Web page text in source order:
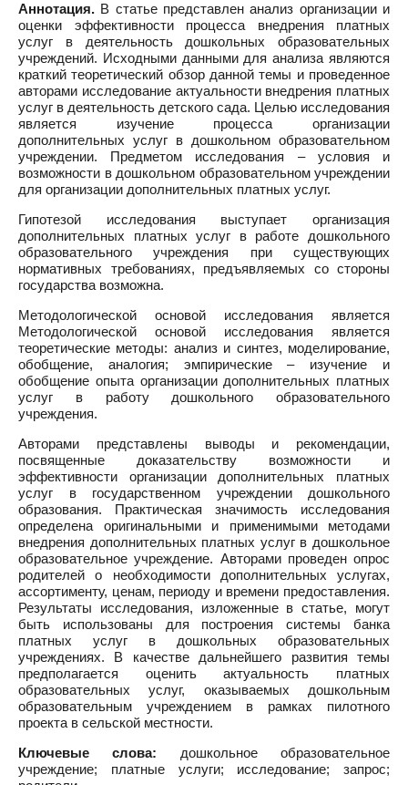
Аннотация. В статье представлен анализ организации и
оценки эффективности процесса внедрения платных
услуг в деятельность дошкольных образовательных
учреждений. Исходными данными для анализа являются
краткий теоретический обзор данной темы и проведенное
авторами исследование актуальности внедрения платных
услуг в деятельность детского сада. Целью исследования
является изучение процесса организации
дополнительных услуг в дошкольном образовательном
учреждении. Предметом исследования – условия и
возможности в дошкольном образовательном учреждении
для организации дополнительных платных услуг.
Гипотезой исследования выступает организация
дополнительных платных услуг в работе дошкольного
образовательного учреждения при существующих
нормативных требованиях, предъявляемых со стороны
государства возможна.
Методологической основой исследования является
Методологической основой исследования является
теоретические методы: анализ и синтез, моделирование,
обобщение, аналогия; эмпирические – изучение и
обобщение опыта организации дополнительных платных
услуг в работу дошкольного образовательного
учреждения.
Авторами представлены выводы и рекомендации,
посвященные доказательству возможности и
эффективности организации дополнительных платных
услуг в государственном учреждении дошкольного
образования. Практическая значимость исследования
определена оригинальными и применимыми методами
внедрения дополнительных платных услуг в дошкольное
образовательное учреждение. Авторами проведен опрос
родителей о необходимости дополнительных услугах,
ассортименту, ценам, периоду и времени предоставления.
Результаты исследования, изложенные в статье, могут
быть использованы для построения системы банка
платных услуг в дошкольных образовательных
учреждениях. В качестве дальнейшего развития темы
предполагается оценить актуальность платных
образовательных услуг, оказываемых дошкольным
образовательным учреждением в рамках пилотного
проекта в сельской местности.
Ключевые слова: дошкольное образовательное
учреждение; платные услуги; исследование; запрос;